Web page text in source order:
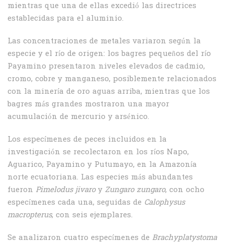
mientras que una de ellas excedió las directrices
establecidas para el aluminio.
Las concentraciones de metales variaron según la
especie y el río de origen: los bagres pequeños del río
Payamino presentaron niveles elevados de cadmio,
cromo, cobre y manganeso, posiblemente relacionados
con la minería de oro aguas arriba, mientras que los
bagres más grandes mostraron una mayor
acumulación de mercurio y arsénico.
Los especímenes de peces incluidos en la
investigación se recolectaron en los ríos Napo,
Aguarico, Payamino y Putumayo, en la Amazonía
norte ecuatoriana. Las especies más abundantes
fueron Pimelodus jivaroy Zungaro zungaro, con ocho
especímenes cada una, seguidas de Calophysus
macropterus, con seis ejemplares.
Se analizaron cuatro especímenes de Brachyplatystoma